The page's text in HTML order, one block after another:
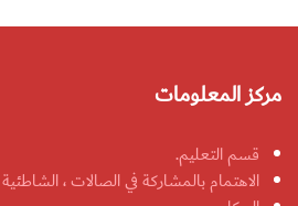
مركز المعلومات
قسم التعليم.
الاهتمام بالمشاركة في الصالات ،